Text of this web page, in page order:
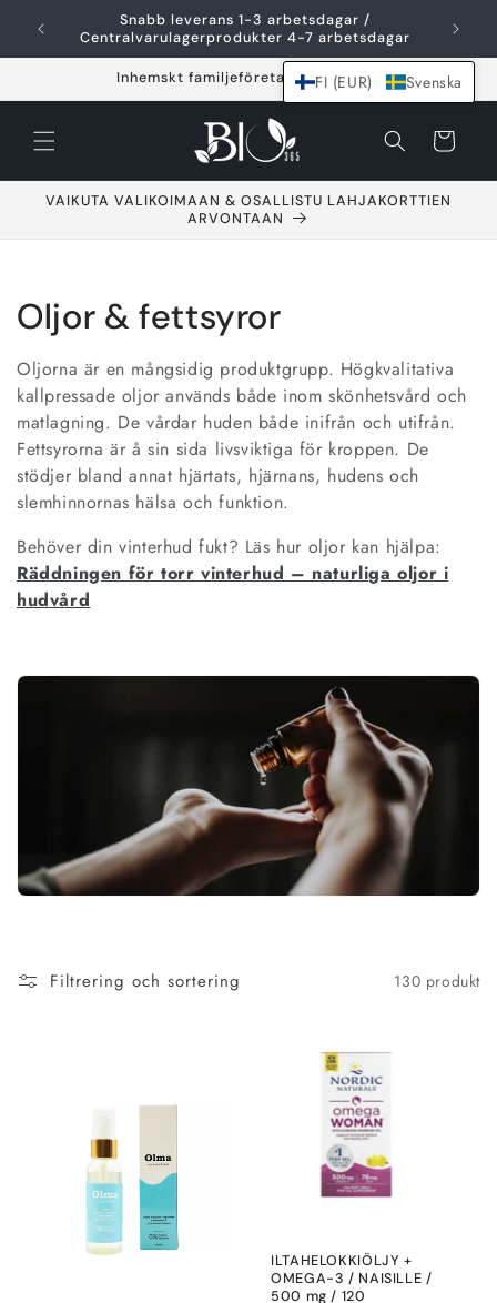
Hoppa över och
gå till innehållet
Snabb leverans 1-3 arbetsdagar /
Centralvarulagerprodukter 4-7 arbetsdagar
Inhemskt familjeföretag sedan 2021
Varukorg
VAIKUTA VALIKOIMAAN & OSALLISTU LAHJAKORTTIEN
ARVONTAAN
S
a
m
l
i
n
g
Oljor & fettsyror
Oljorna är en mångsidig produktgrupp. Högkvalitativa
kallpressade oljor används både inom skönhetsvård och
matlagning. De vårdar huden både inifrån och utifrån.
Fettsyrorna är å sin sida livsviktiga för kroppen. De
stödjer bland annat hjärtats, hjärnans, hudens och
slemhinnornas hälsa och funktion.
Behöver din vinterhud fukt? Läs hur oljor kan hjälpa:
Räddningen för torr vinterhud – naturliga oljor i
hudvård
Filtrering och sortering 130 produkt
ILTAHELOKKIÖLJY +
OMEGA-3 / NAISILLE /
500 mg / 120
FI (EUR) Svenska